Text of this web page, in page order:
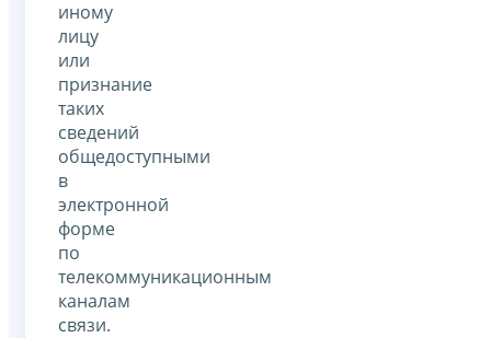
иному
лицу
или
признание
таких
сведений
общедоступными
в
электронной
форме
по
телекоммуникационным
каналам
связи.